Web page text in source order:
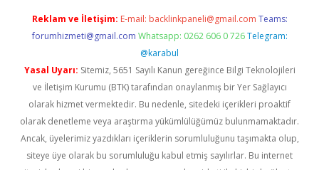
Reklam ve İletişim: E-mail: backlinkpaneli@gmail.com Teams:
forumhizmeti@gmail.com Whatsapp: 0262 606 0 726 Telegram:
@karabul
Yasal Uyarı: Sitemiz, 5651 Sayılı Kanun gereğince Bilgi Teknolojileri
ve İletişim Kurumu (BTK) tarafından onaylanmış bir Yer Sağlayıcı
olarak hizmet vermektedir. Bu nedenle, sitedeki içerikleri proaktif
olarak denetleme veya araştırma yükümlülüğümüz bulunmamaktadır.
Ancak, üyelerimiz yazdıkları içeriklerin sorumluluğunu taşımakta olup,
siteye üye olarak bu sorumluluğu kabul etmiş sayılırlar. Bu internet